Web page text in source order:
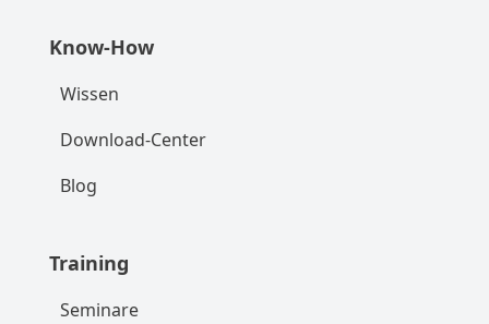
Know-How
Wissen
Download-Center
Blog
Training
Seminare